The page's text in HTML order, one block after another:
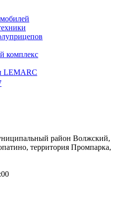
комплекс
LEMARC
район Волжский,
территория Промпарка,